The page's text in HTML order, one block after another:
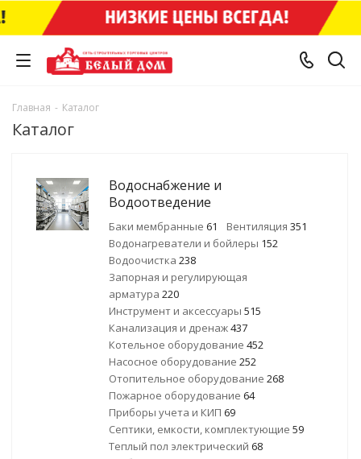
Главная - Каталог
Каталог
Водоснабжение и
Водоотведение
Баки мембранные 61 Вентиляция 351
Водонагреватели и бойлеры 152
Водоочистка 238
Запорная и регулирующая
арматура 220
Инструмент и аксессуары 515
Канализация и дренаж437
Котельное оборудование 452
Насосное оборудование 252
Отопительное оборудование 268
Пожарное оборудование 64
Приборы учета и КИП 69
Септики, емкости, комплектующие 59
Теплый пол электрический 68